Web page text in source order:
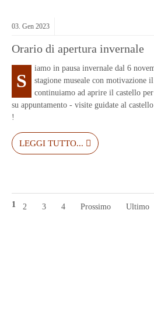
03. Gen 2023
Orario di apertura invernale
S
iamo in pausa invernale dal 6
stagione museale con motivazione
continuiamo ad aprire il castello
su appuntamento - visite guidate al
!
LEGGI TUTTO...
1 2 3 4 Prossimo Ultimo